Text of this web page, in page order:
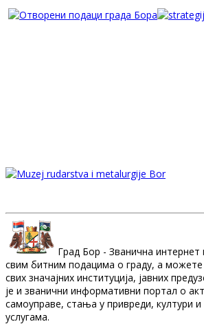
Град Бор - Званична интернет
свим битним подацима о граду, а
свих значајних институција, јавних
је и званични информативни портал о
самоуправе, стања у привреди, култури
услугама.